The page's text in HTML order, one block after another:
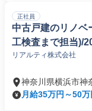
正社員
中古戸建のリノベ
工検査まで担当)/
リアルティ株式会社
神奈川県横浜市神
月給35万円～50万